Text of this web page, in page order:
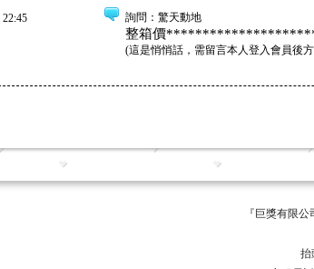
22:45 詢問 ：驚天動地
整箱價
(這是悄悄話，需留言本人登入會員後
『巨獎有限公司
巨獎
抬頭:巨